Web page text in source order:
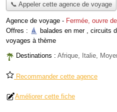
📞 Appeler cette agence de voyage
Agence de voyage - Fermée, ouvre
Offres :
balades en mer , circuits
voyages à thème
Destinations : Afrique, Italie,
Recommander cette agence
Améliorer cette fiche